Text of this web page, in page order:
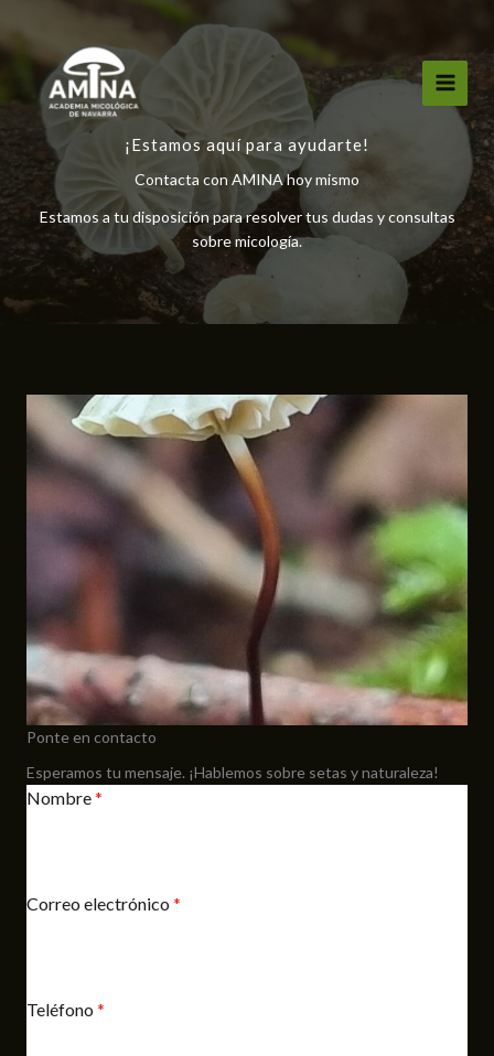
contenido
¡Estamos aquí para ayudarte!
Contacta con AMINA hoy mismo
Estamos a tu disposición para resolver tus dudas y consultas
sobre micología.
Ponte en contacto
Esperamos tu mensaje. ¡Hablemos sobre setas y naturaleza!
Nombre*
Correo electrónico *
Teléfono *